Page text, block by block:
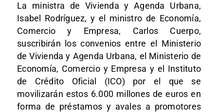
La ministra de Vivienda y Agenda Urbana,
Isabel Rodríguez, y el ministro de Economía,
Comercio y Empresa, Carlos Cuerpo,
suscribirán los convenios entre el Ministerio
de Vivienda y Agenda Urbana, el Ministerio de
Economía, Comercio y Empresa y el Instituto
de Crédito Oficial (ICO) por el que se
movilizarán estos 6.000 millones de euros en
forma de préstamos y avales a promotores